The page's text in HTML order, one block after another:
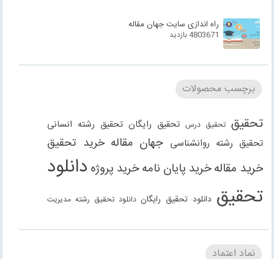
راه اندازی سایت جهان مقاله
4803671 بازدید
برچسب محصولات
تحقیق تحقیق درس تحقیق رایگان تحقیق رشته انسانی
تحقیق رشته روانشناسی جهان مقاله خرید تحقیق
خرید مقالهخرید پایان نامهخرید پروژه دانلود
تحقیق دانلود تحقیق رایگان دانلود تحقیق رشته مدیریت
دانلود مقاله دانلود مقاله رایگان دانلود مقاله رشته
انسانی دانلود مقاله رشته علوم انسانی
نماد اعتماد